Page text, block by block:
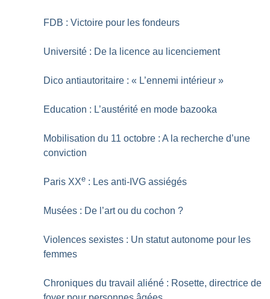
FDB : Victoire pour les fondeurs
Université : De la licence au licenciement
Dico antiautoritaire : « L’ennemi intérieur »
Education : L’austérité en mode bazooka
Mobilisation du 11 octobre : A la recherche d’une
conviction
Paris XXe : Les anti-IVG assiégés
Musées : De l’art ou du cochon ?
Violences sexistes : Un statut autonome pour les
femmes
Chroniques du travail aliéné : Rosette, directrice de